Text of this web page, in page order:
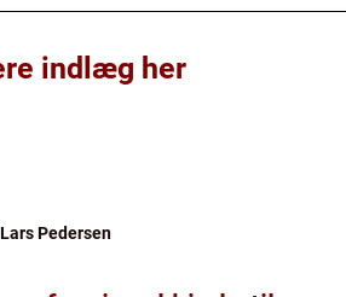
indlæg her
Lars Pedersen